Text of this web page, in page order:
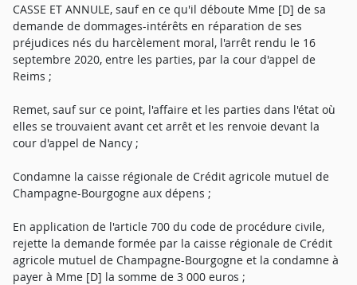
CASSE ET ANNULE, sauf en ce qu'il déboute Mme [D] de sa
demande de dommages-intérêts en réparation de ses
préjudices nés du harcèlement moral, l'arrêt rendu le 16
septembre 2020, entre les parties, par la cour d'appel de
Reims ;
Remet, sauf sur ce point, l'affaire et les parties dans l'état où
elles se trouvaient avant cet arrêt et les renvoie devant la
cour d'appel de Nancy ;
Condamne la caisse régionale de Crédit agricole mutuel de
Champagne-Bourgogne aux dépens ;
En application de l'article 700 du code de procédure civile,
rejette la demande formée par la caisse régionale de Crédit
agricole mutuel de Champagne-Bourgogne et la condamne à
payer à Mme [D] la somme de 3 000 euros ;